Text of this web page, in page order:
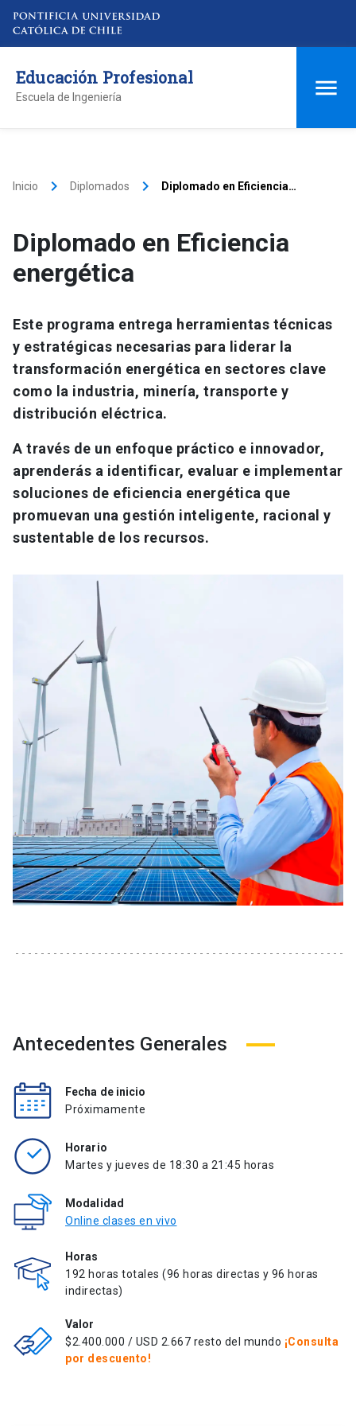
Educación Profesional
Escuela de Ingeniería
Inicio keyboard_arrow_right Diplomados keyboard_arrow_right
Diplomado en Eficiencia
Diplomado en Eficiencia
energética
Este programa entrega herramientas técnicas
y estratégicas necesarias para liderar la
transformación energética en sectores clave
como la industria, minería, transporte y
distribución eléctrica.
A través de un enfoque práctico e innovador,
aprenderás a identificar, evaluar e implementar
soluciones de eficiencia energética que
promuevan una gestión inteligente, racional y
sustentable de los recursos.
Antecedentes Generales
Fecha de inicio
Próximamente
Horario
Martes y jueves de 18:30 a 21:45 horas
Modalidad
Online clases en vivo
Horas
192 horas totales (96 horas directas y 96 horas
indirectas)
Valor
$2.400.000 / USD 2.667 resto del mundo ¡Consulta
por descuento!